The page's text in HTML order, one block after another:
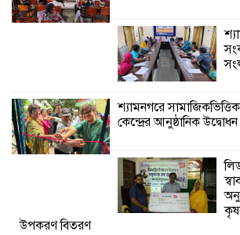
শ্যামনগরে
কেন্দ্রের আনুষ্ঠানিক উদ্বোধন
উপকরণ বিতরণ